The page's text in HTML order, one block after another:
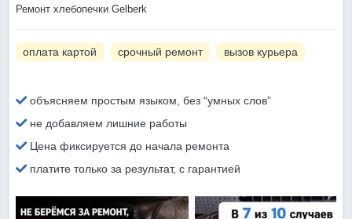
Ремонт хлебопечки Gelberk
оплата картой срочный ремонт вызов курьера
объясняем простым языком, без “умных слов”
не добавляем лишние работы
Цена фиксируется до начала ремонта
платите только за результат, с гарантией